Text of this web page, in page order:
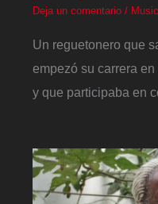
Deja un comentario /
Un reguetonero que
empezó su carrera
y que participaba en